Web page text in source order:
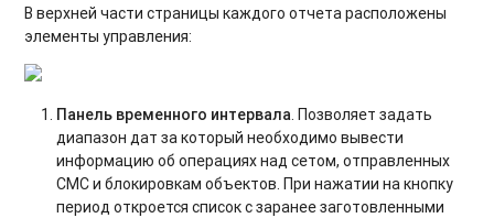
В верхней части страницы каждого отчета расположены
элементы управления:
Панель временного интервала. Позволяет задать
диапазон дат за который необходимо вывести
информацию об операциях над сетом, отправленных
СМС и блокировкам объектов. При нажатии на кнопку
период откроется список с заранее заготовленными